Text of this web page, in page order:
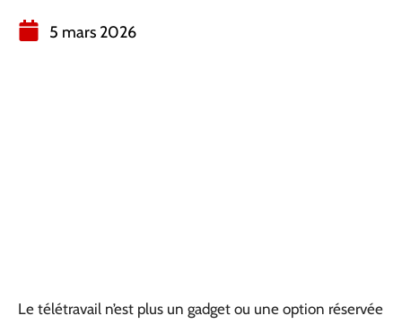
5 mars 2026
Le télétravail n’est plus un gadget ou une option réservée